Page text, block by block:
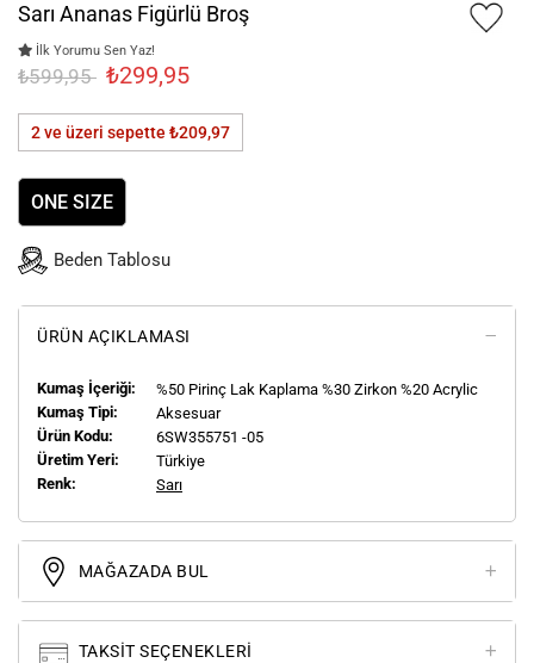
Sarı Ananas Figürlü Broş
İlk Yorumu Sen Yaz!
₺599,95 ₺299,95
2 ve üzeri sepette ₺209,97
ONE SIZE
Beden Tablosu
ÜRÜN AÇIKLAMASI
Kumaş İçeriği:
%50 Pirinç Lak Kaplama %30 Zirkon %20 Acrylic
Kumaş Tipi:
Aksesuar
Ürün Kodu:
6SW355751 -05
Üretim Yeri:
Türkiye
Renk:
Sarı
MAĞAZADA BUL
TAKSIT SEÇENEKLERI